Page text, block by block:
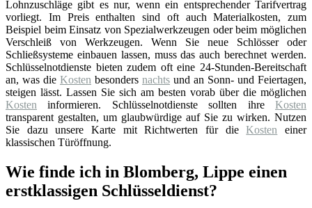
Lohnzuschläge gibt es nur, wenn ein entsprechender Tarifvertrag
vorliegt. Im Preis enthalten sind oft auch Materialkosten, zum
Beispiel beim Einsatz von Spezialwerkzeugen oder beim möglichen
Verschleiß von Werkzeugen. Wenn Sie neue Schlösser oder
Schließsysteme einbauen lassen, muss das auch berechnet werden.
Schlüsselnotdienste bieten zudem oft eine 24-Stunden-Bereitschaft
an, was die Kosten besonders nachts und an Sonn- und Feiertagen,
steigen lässt. Lassen Sie sich am besten vorab über die möglichen
Kosten informieren. Schlüsselnotdienste sollten ihre Kosten
transparent gestalten, um glaubwürdige auf Sie zu wirken. Nutzen
Sie dazu unsere Karte mit Richtwerten für dieKosten einer
klassischen Türöffnung.
Wie finde ich in Blomberg, Lippe einen
erstklassigen Schlüsseldienst?